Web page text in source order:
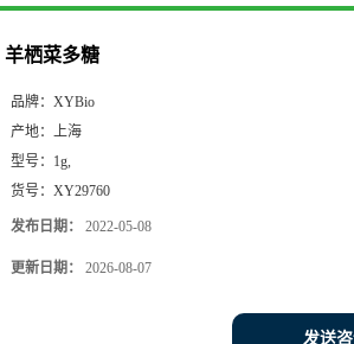
羊栖菜多糖
品牌： XYBio
产地： 上海
型号： 1g,
货号： XY29760
发布日期： 2022-05-08
更新日期： 2026-08-07
发送